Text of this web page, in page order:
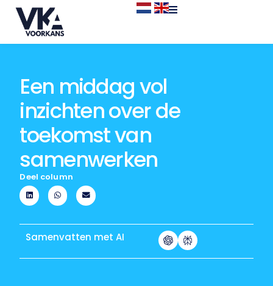
Een middag vol
inzichten over de
toekomst van
samenwerken
Deel column
Samenvatten met AI